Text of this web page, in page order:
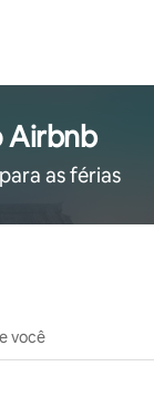
Airbnb
as férias
você